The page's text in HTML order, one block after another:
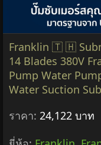
Franklin 🇹 🇭
14 Blades 380V
Pump Water
Water Suction
ราคา: 24,122 บาท